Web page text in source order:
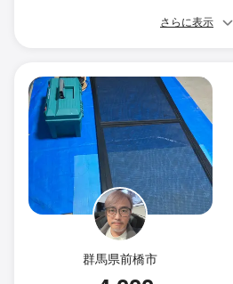
さらに表示
群馬県前橋市